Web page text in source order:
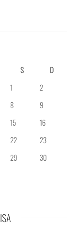
S
D
1
2
8
9
15
16
22
23
29
30